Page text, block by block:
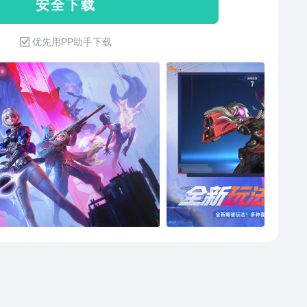
安 全 下 载
优先用PP助手下载